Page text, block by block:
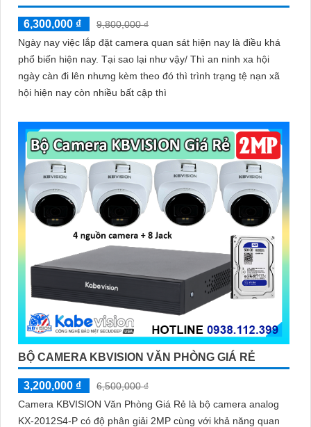
6,300,000 ₫
9,800,000 ₫
Ngày nay việc lắp đặt camera quan sát hiện nay là điều khá
phổ biến hiện nay. Tại sao lại như vậy/ Thì an ninh xa hội
ngày càn đi lên nhưng kèm theo đó thì trình trạng tệ nạn xã
hội hiện nay còn nhiều bất cập thì
BỘ CAMERA KBVISION VĂN PHÒNG GIÁ RẺ
3,200,000 ₫
6,500,000 ₫
Camera KBVISION Văn Phòng Giá Rẻ là bộ camera analog
KX-2012S4-P có độ phân giải 2MP cùng với khả năng quan